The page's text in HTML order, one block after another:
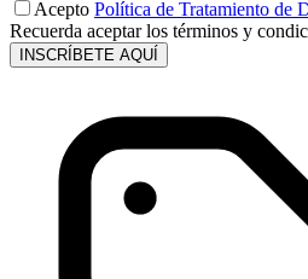
Acepto Política de Tratamiento de
Recuerda aceptar los términos y
INSCRÍBETE AQUÍ